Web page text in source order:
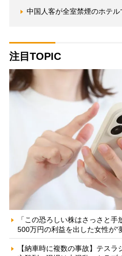
中国人客が全室禁煙のホテ
注目TOPIC
「この恐ろしい株はさっさと
500万円の利益を出した女性が“
【納車時に複数の事故】テスラ